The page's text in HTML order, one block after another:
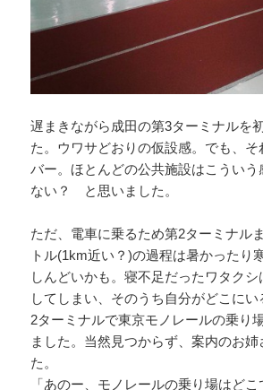
遅まきながら成田の第3ターミナルを
た。ウワサどおりの仮設感。でも、そ
バー。ほとんどの公共施設はこういう
ない？ と思いました。
ただ、電車に乗るため第2ターミナル
トル(1km近い？)の過程は暑かったり
しんどいかも。寝不足だったワタクシ
してしまい、そのうち自分がどこに
2ターミナルで東京モノレールの乗り
ました。当然見つからず、案内のお姉
た。
「あのー、モノレールの乗り場はどこ